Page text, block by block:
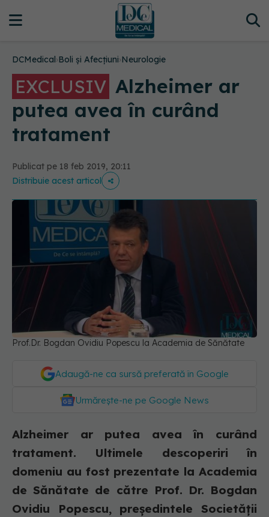
DCMedical›Boli și Afecțiuni›Neurologie
EXCLUSIV Alzheimer ar
putea avea în curând
tratament
Publicat pe 18 feb 2019, 20:11
Distribuie acest articol
Prof.Dr. Bogdan Ovidiu Popescu la Academia de Sănătate
Adaugă-ne ca sursă preferată în Google
Urmărește-ne pe Google News
Alzheimer ar putea avea în curând
tratament. Ultimele descoperiri în
domeniu au fost prezentate la Academia
de Sănătate de către Prof. Dr. Bogdan
Ovidiu Popescu, președintele Societății